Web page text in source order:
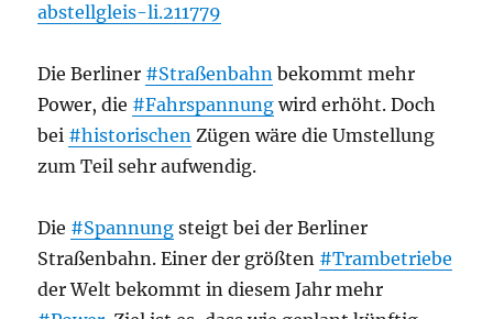
abstellgleis-li.211779
Die Berliner #Straßenbahn bekommt mehr
Power, die #Fahrspannung wird erhöht. Doch
bei #historischen Zügen wäre die Umstellung
zum Teil sehr aufwendig.
Die #Spannung steigt bei der Berliner
Straßenbahn. Einer der größten #Trambetriebe
der Welt bekommt in diesem Jahr mehr